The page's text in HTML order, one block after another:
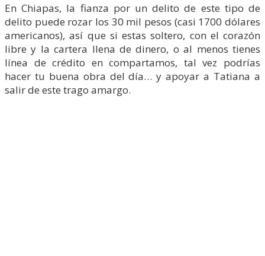
En Chiapas, la fianza por un delito de este tipo de
delito puede rozar los 30 mil pesos (casi 1700 dólares
americanos), así que si estas soltero, con el corazón
libre y la cartera llena de dinero, o al menos tienes
línea de crédito en compartamos, tal vez podrías
hacer tu buena obra del día… y apoyar a Tatiana a
salir de este trago amargo.